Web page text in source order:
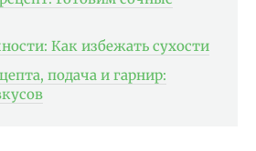
Как избежать сухости
подача и гарнир: